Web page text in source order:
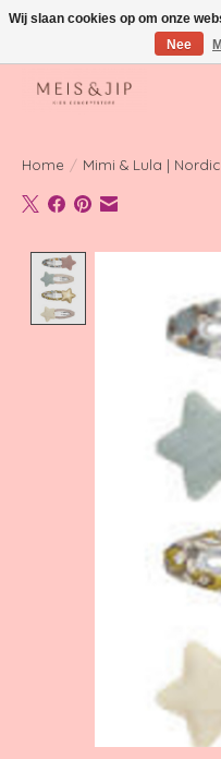
Gratis verzending in NL vanaf €150
Home / Mimi & Lula |
Wij slaan cookies op om onze
Nee